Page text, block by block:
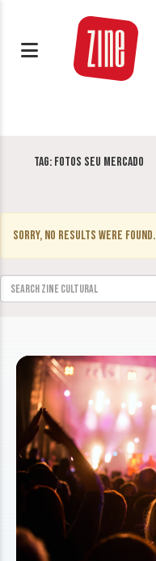
Tag: fotos Seu Mercado
Sorry, no results were found.
Search for: